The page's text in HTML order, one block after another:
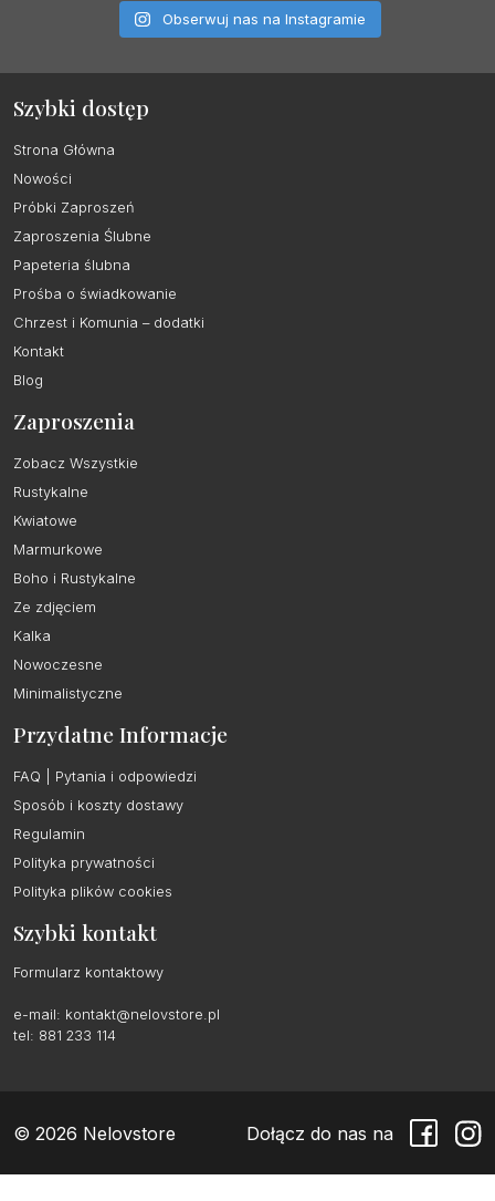
Obserwuj nas na Instagramie
Szybki dostęp
Strona Główna
Nowości
Próbki Zaproszeń
Zaproszenia Ślubne
Papeteria ślubna
Prośba o świadkowanie
Chrzest i Komunia – dodatki
Kontakt
Blog
Zaproszenia
Zobacz Wszystkie
Rustykalne
Kwiatowe
Marmurkowe
Boho i Rustykalne
Ze zdjęciem
Kalka
Nowoczesne
Minimalistyczne
Przydatne Informacje
FAQ | Pytania i odpowiedzi
Sposób i koszty dostawy
Regulamin
Polityka prywatności
Polityka plików cookies
Szybki kontakt
Formularz kontaktowy
e-mail: kontakt@nelovstore.pl
tel: 881 233 114
© 2026 Nelovstore Dołącz do nas na